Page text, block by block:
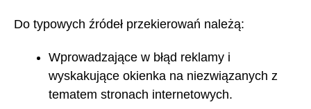
Do typowych źródeł przekierowań należą:
Wprowadzające w błąd reklamy i
wyskakujące okienka na niezwiązanych z
tematem stronach internetowych.